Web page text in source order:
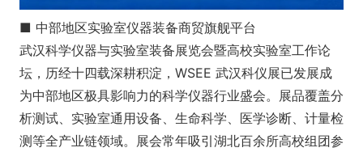
■ 中部地区实验室仪器装备商贸旗舰平台
武汉科学仪器与实验室装备展览会暨高校实验室工作论
坛，历经十四载深耕积淀，WSEE 武汉科仪展已发展成
为中部地区极具影响力的科学仪器行业盛会。展品覆盖分
析测试、实验室通用设备、生命科学、医学诊断、计量检
测等全产业链领域。展会常年吸引湖北百余所高校组团参